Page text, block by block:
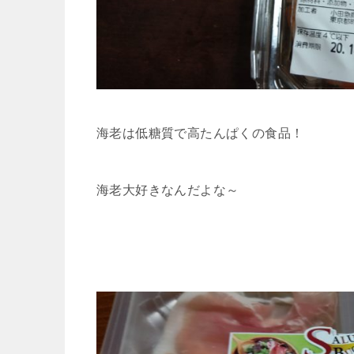
海老は低糖質で高たんぱくの食品！
海老大好きなんだよな～